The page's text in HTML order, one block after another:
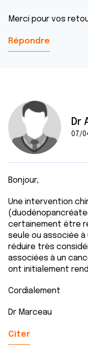
Merci pour vos
Répondre
Dr
07/
Bonjour,
Une intervention
certainement être
seule ou associée
réduire très
associées à un
ont initialement
Cordialement
Dr Marceau
Citer